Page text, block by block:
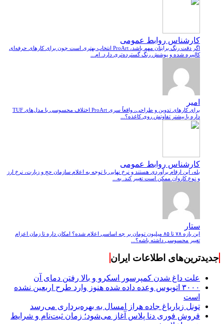
کارشناس روابط عمومی
اگر دقت رنگ برایتان مهم باشد، ProArt انتخاب بهتری است چون برای کارهای حرفه‌ای
کالیبره شده و پوشش رنگ گسترده‌تری دارد. ام...
امیر
برای کارهای تدوین و طراحی، واقعاً سری ProArt اختلاف محسوسی با مدل‌های TUF
داره یا بیشتر تفاوتش روی کاغذه؟...
کارشناس روابط عمومی
بله، این ارقام برآوردی هستند و نرخ نهایی با توجه به اعلام سازمان حج و زیارت، نرخ ارز
و نوع کاروان ممکن است تغییر کند. به...
ستار
این بازه ۷۸ تا ۸۵ میلیون تومان بر چه اساسی اعلام شده؟ امکان داره تا زمان اعزام
تغییر محسوسی داشته باشه؟...
جدیدترین‌های اطلاعات ایران
علت داغ شدن کمپرسور اسکرو و بالا رفتن دمای آن
۳۰۰۰ اتوبوس وعده داده شده هنوز وارد طرح اربعین نشده
است
تونل زیارباغ جاده هراز امسال به بهره‌برداری می‌رسد
فروش فوری دنا پلاس آغاز می‌شود؛ زمان ثبت‌نام و شرایط